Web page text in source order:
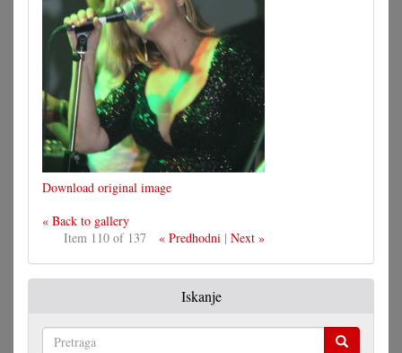
Download original image
« Back to gallery
Item 110 of 137
« Predhodni | Next »
Iskanje